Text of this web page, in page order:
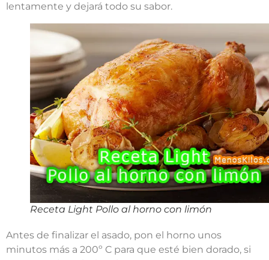
lentamente y dejará todo su sabor.
Receta Light Pollo al horno con limón
Antes de finalizar el asado, pon el horno unos
minutos más a 200º C para que esté bien dorado, si